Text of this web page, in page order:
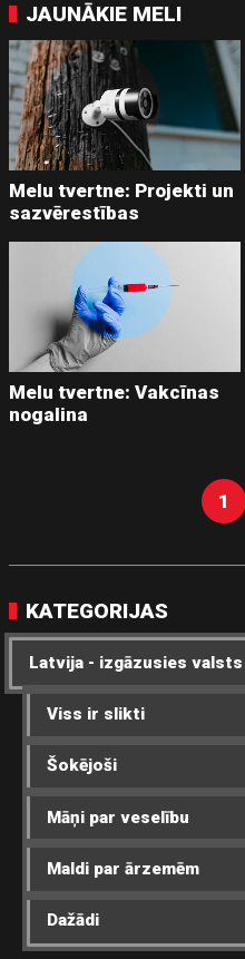
JAUNĀKIE MELI
Melu tvertne: Projekti un
sazvērestības
Melu tvertne: Vakcīnas
nogalina
1
KATEGORIJAS
Latvija - izgāzusies valsts
Viss ir slikti
Šokējoši
Māņi par veselību
Maldi par ārzemēm
Dažādi